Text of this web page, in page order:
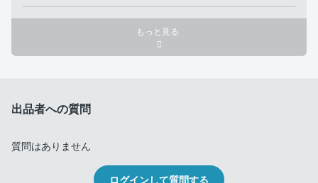
もっと見る
出品者への質問
質問はありません
ログインして質問する